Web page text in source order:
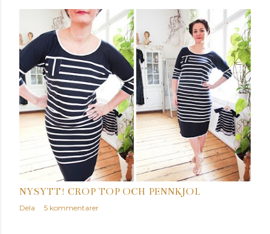
NYSYTT! CROP TOP OCH PENNKJOL
Dela 5 kommentarer